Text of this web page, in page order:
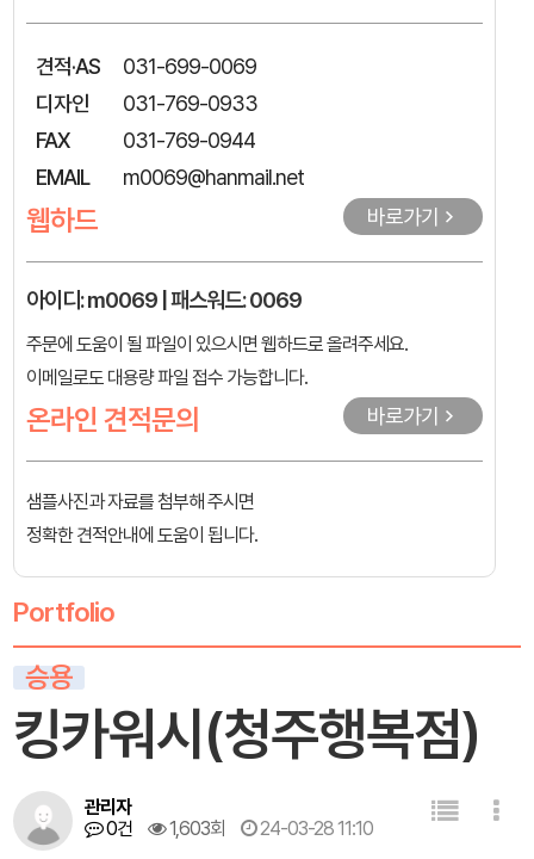
견적·AS
디자인
FAX
EMAIL
031-699-0069
031-769-0933
031-769-0944
m0069@hanmail.net
웹하드 바로가기
아이디: m0069 | 패스워드: 0069
주문에 도움이 될 파일이 있으시면 웹하드로 올려주세요.
이메일로도 대용량 파일 접수 가능합니다.
온라인 견적문의 바로가기
샘플사진과 자료를 첨부해 주시면
정확한 견적안내에 도움이 됩니다.
Portfolio
승용
킹카워시(청주행복점)
관리자
0건
1,603회 24-03-28 11:10